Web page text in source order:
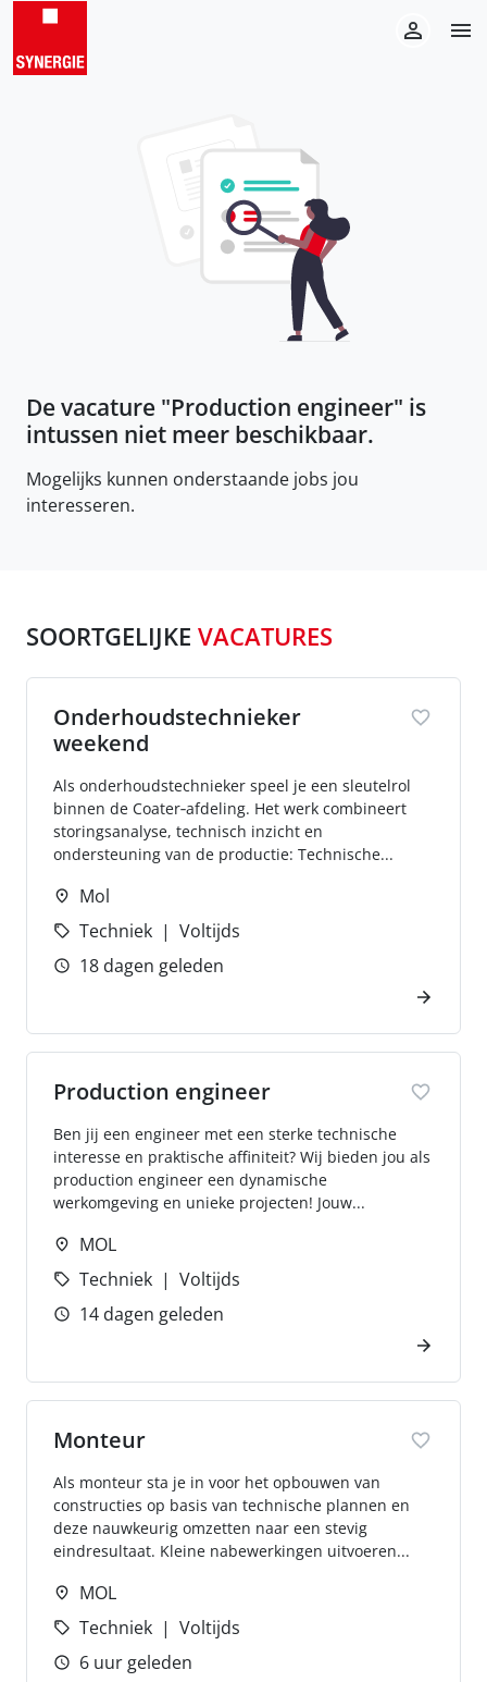
De vacature "Production engineer" is
intussen niet meer beschikbaar.
Mogelijks kunnen onderstaande jobs jou
interesseren.
SOORTGELIJKE VACATURES
Onderhoudstechnieker
weekend
Als onderhoudstechnieker speel je een sleutelrol
binnen de Coater‑afdeling. Het werk combineert
storingsanalyse, technisch inzicht en
ondersteuning van de productie: Technische...
Mol
Techniek
Voltijds
18 dagen geleden
Production engineer
Ben jij een engineer met een sterke technische
interesse en praktische affiniteit? Wij bieden jou als
production engineer een dynamische
werkomgeving en unieke projecten! Jouw...
MOL
Techniek
Voltijds
14 dagen geleden
Monteur
Als monteur sta je in voor het opbouwen van
constructies op basis van technische plannen en
deze nauwkeurig omzetten naar een stevig
eindresultaat. Kleine nabewerkingen uitvoeren...
MOL
Techniek
Voltijds
6 uur geleden